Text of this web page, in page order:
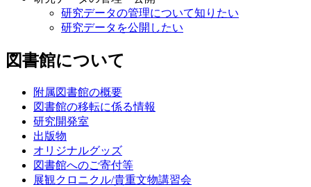
研究データの管理について知りたい
研究データを公開したい
図書館について
附属図書館の概要
図書館の移転に係る情報
研究開発室
出版物
オリジナルグッズ
図書館へのご寄付等
展観クロニクル/貴重文物講習会